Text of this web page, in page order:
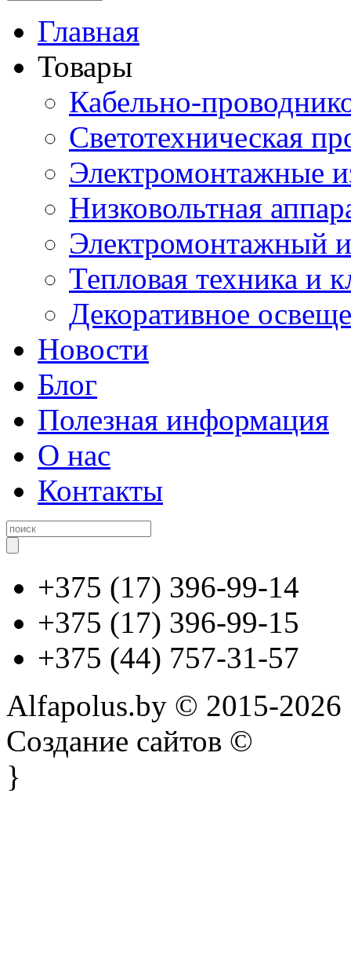
Главная
Товары
Кабельно-
Светотехническая
Электромонтажные
Низковольтная
Электромонтажный
Тепловая техника и
Декоративное
Новости
Блог
Полезная информация
О нас
Контакты
+375 (17) 396-99-14
+375 (17) 396-99-15
+375 (44) 757-31-57
Alfapolus.by © 2015-2026
Создание сайтов ©
}